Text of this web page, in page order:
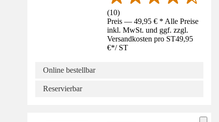
(10)
Preis — 49,95 € * Alle Preise
inkl. MwSt. und ggf. zzgl.
Versandkosten pro ST49,95
€*/ ST
Online bestellbar
Reservierbar